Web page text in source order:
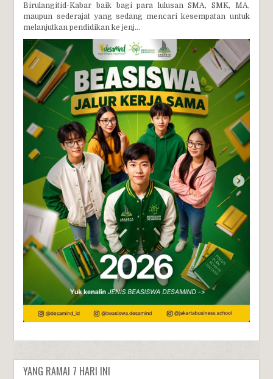
Birulangitid-Kabar baik bagi para lulusan SMA, SMK, MA,
maupun sederajat yang sedang mencari kesempatan untuk
melanjutkan pendidikan ke jenj...
YANG RAMAI 7 HARI INI